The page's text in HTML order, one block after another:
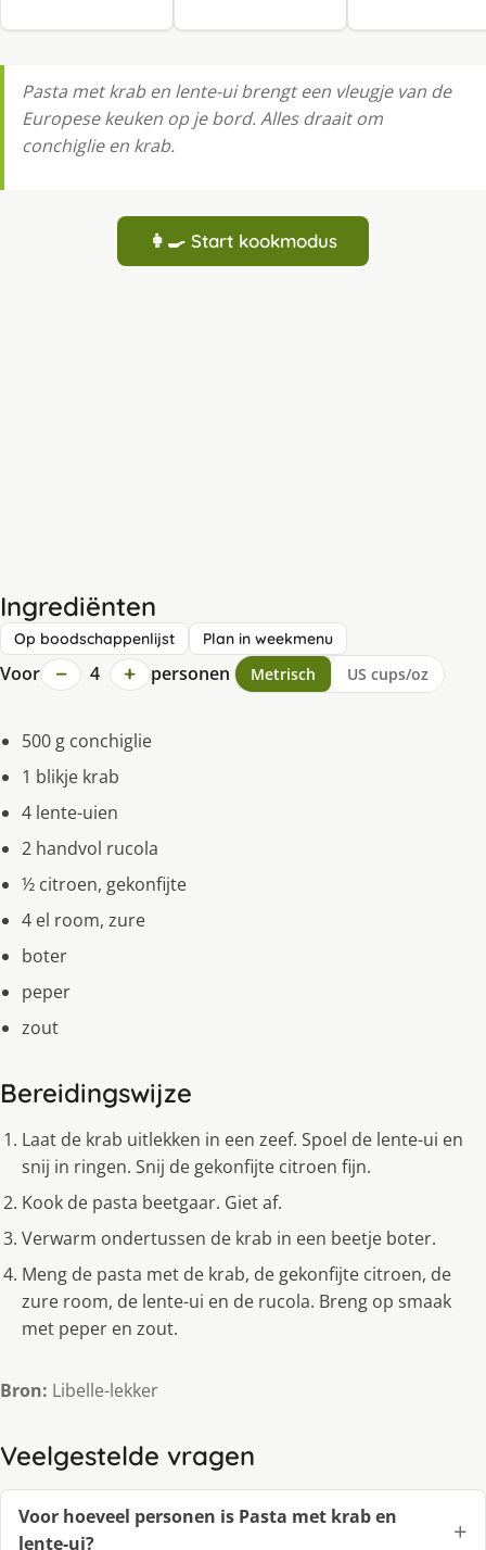
Pasta met krab en lente-ui brengt een vleugje van de
Europese keuken op je bord. Alles draait om
conchiglie en krab.
👩‍🍳 Start kookmodus
Ingrediënten
Op boodschappenlijst Plan in weekmenu
Voor − 4 + personen Metrisch US cups/oz
500 g conchiglie
1 blikje krab
4 lente-uien
2 handvol rucola
½ citroen, gekonfijte
4 el room, zure
boter
peper
zout
Bereidingswijze
Laat de krab uitlekken in een zeef. Spoel de lente-ui en
snij in ringen. Snij de gekonfijte citroen fijn.
Kook de pasta beetgaar. Giet af.
Verwarm ondertussen de krab in een beetje boter.
Meng de pasta met de krab, de gekonfijte citroen, de
zure room, de lente-ui en de rucola. Breng op smaak
met peper en zout.
Bron: Libelle-lekker
Veelgestelde vragen
Voor hoeveel personen is Pasta met krab en
lente-ui?